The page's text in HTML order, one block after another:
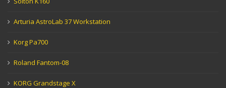
Arturia AstroLab 37 Workstation
Korg Pa700
Roland Fantom-08
KORG Grandstage X